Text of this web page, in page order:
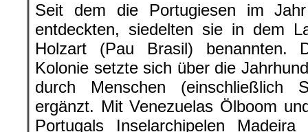
Seit dem die Portugiesen im
entdeckten, siedelten sie in dem
Holzart (Pau Brasil) benannten.
Kolonie setzte sich über die
durch Menschen (einschließlich
ergänzt. Mit Venezuelas Ölboom
Portugals Inselarchipelen